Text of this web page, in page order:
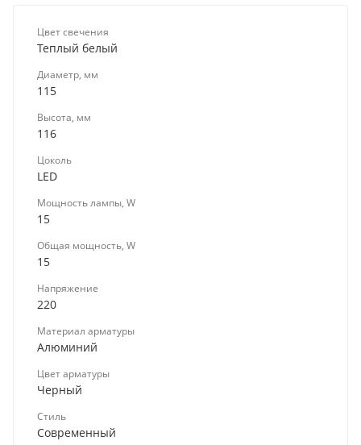
Цвет свечения
Теплый белый
Диаметр, мм
115
Высота, мм
116
Цоколь
LED
Мощность лампы, W
15
Общая мощность, W
15
Напряжение
220
Материал арматуры
Алюминий
Цвет арматуры
Черный
Стиль
Современный